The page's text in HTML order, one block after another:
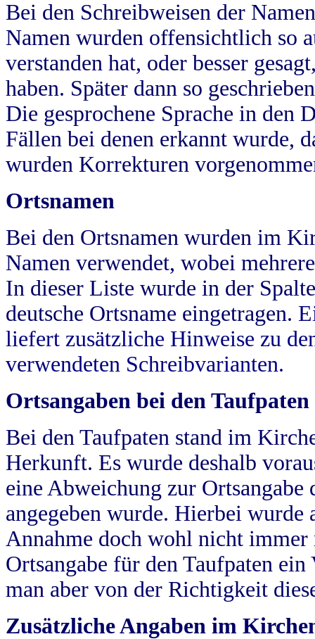
Bei den Schreibweisen der
Namen wurden offensichtlich so
verstanden hat, oder besser
haben. Später dann so
Die gesprochene Sprache in
Fällen bei denen erkannt wurde,
wurden Korrekturen
Ortsnamen
Bei den Ortsnamen wurden im
Namen verwendet, wobei
In dieser Liste wurde in der
deutsche Ortsname eingetragen.
liefert zusätzliche Hinweise zu
verwendeten Schreibvarianten.
Ortsangaben bei den Taufpaten
Bei den Taufpaten stand im
Herkunft. Es wurde deshalb
eine Abweichung zur
angegeben wurde. Hierbei wurde
Annahme doch wohl nicht
Ortsangabe für den Taufpaten
man aber von der Richtigkeit
Zusätzliche Angaben im